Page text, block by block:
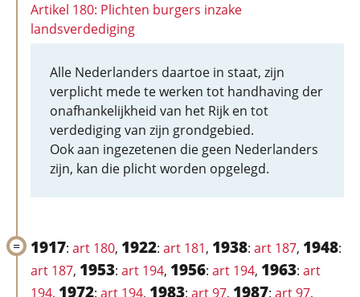
Artikel 180: Plichten burgers inzake
landsverdediging
Alle Nederlanders daartoe in staat, zijn
verplicht mede te werken tot handhaving der
onafhankelijkheid van het Rijk en tot
verdediging van zijn grondgebied.
Ook aan ingezetenen die geen Nederlanders
zijn, kan die plicht worden opgelegd.
1917: art 180, 1922: art 181, 1938: art 187, 1948:
art 187, 1953: art 194, 1956: art 194, 1963: art
194, 1972: art 194, 1983: art 97, 1987: art 97,